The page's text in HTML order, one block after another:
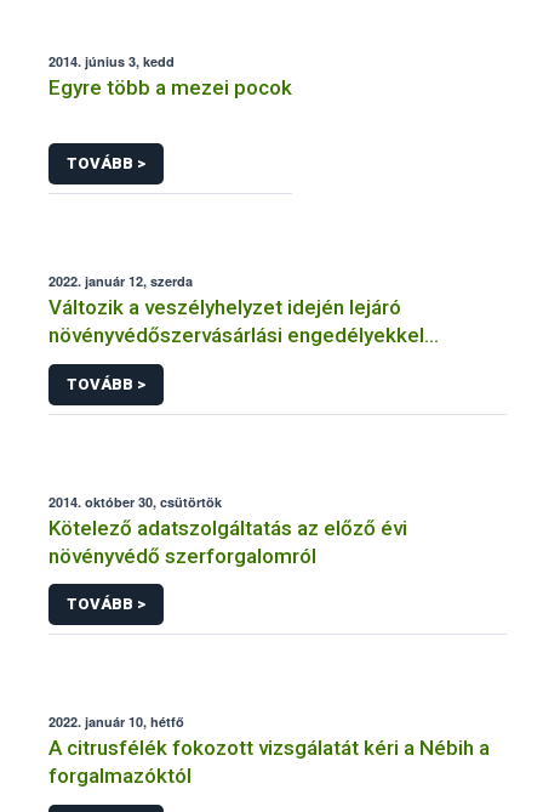
2014. június 3, kedd
Egyre több a mezei pocok
TOVÁBB >
2022. január 12, szerda
Változik a veszélyhelyzet idején lejáró
növényvédőszervásárlási engedélyekkel
kapcsolatos szabályozás
TOVÁBB >
2014. október 30, csütörtök
Kötelező adatszolgáltatás az előző évi
növényvédő szerforgalomról
TOVÁBB >
2022. január 10, hétfő
A citrusfélék fokozott vizsgálatát kéri a Nébih a
forgalmazóktól